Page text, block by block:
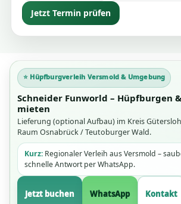
Jetzt Termin prüfen
⭐ Hüpfburgverleih Versmold & Umgebung
Schneider Funworld – Hüpfburgen
mieten
Lieferung (optional Aufbau) im Kreis
Raum Osnabrück / Teutoburger Wald.
Kurz: Regionaler Verleih aus Versmold –
schnelle Antwort per WhatsApp.
Jetzt buchen WhatsApp Kontakt